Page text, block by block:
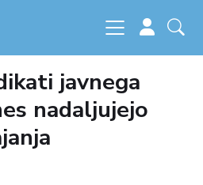
javnega
nadaljujejo